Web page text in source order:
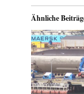
Ähnliche